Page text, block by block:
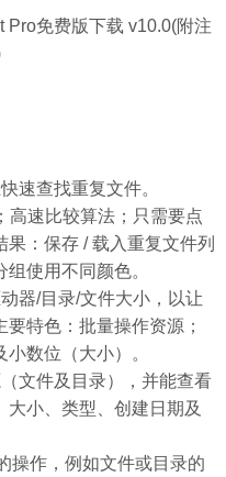
速查找重复文件。
高速比较算法；只需要点
：保存 / 载入重复文件列
使用不同颜色。
器/目录/文件大小，以让
特色：批量操作资源；
数位（大小）。
文件及目录），并能查看
小、类型、创建日期及
操作，例如文件或目录的